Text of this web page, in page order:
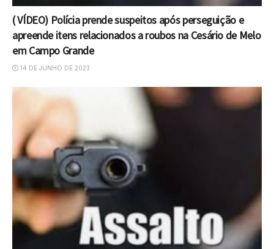
( VÍDEO) Polícia prende suspeitos após perseguição e
apreende itens relacionados a roubos na Cesário de Melo
em Campo Grande
14 DE JUNHO DE 2023